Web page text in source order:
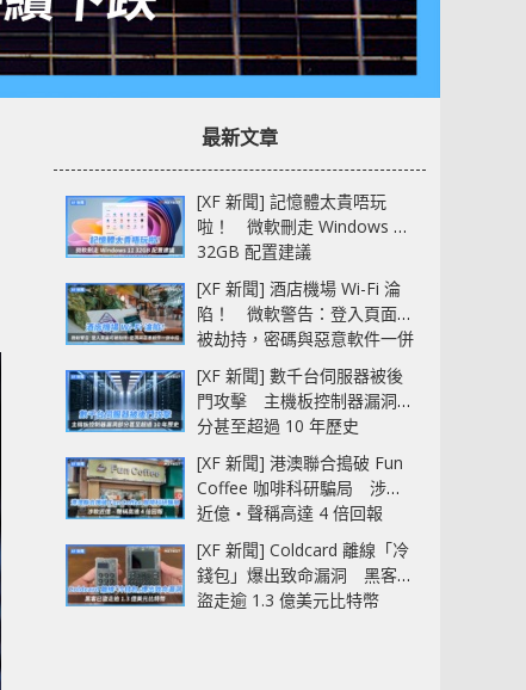
最新文章
[XF 新聞] 記憶體太貴唔玩
啦！ 微軟刪走 Windows 11
32GB 配置建議
[XF 新聞] 酒店機場 Wi-Fi 淪
陷！ 微軟警告：登入頁面可
被劫持，密碼與惡意軟件一併
中招
[XF 新聞] 數千台伺服器被後
門攻擊 主機板控制器漏洞部
分甚至超過 10 年歷史
[XF 新聞] 港澳聯合搗破 Fun
Coffee 咖啡科研騙局 涉款
近億‧聲稱高達 4 倍回報
[XF 新聞] Coldcard 離線「冷
錢包」爆出致命漏洞 黑客已
盜走逾 1.3 億美元比特幣